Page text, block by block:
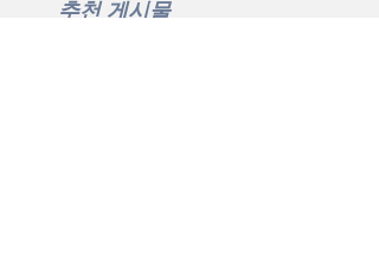
추천 게시물